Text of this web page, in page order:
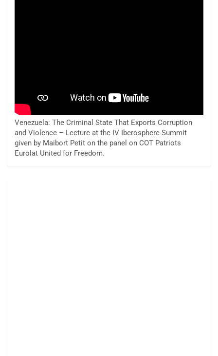
Venezuela: The Criminal State That Exports Corruption
and Violence – Lecture at the IV Iberosphere Summit
given by Maibort Petit on the panel on COT Patriots
Eurolat United for Freedom.